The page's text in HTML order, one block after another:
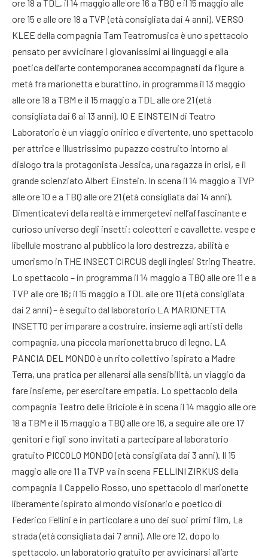
ore 18 a TDL, il 14 maggio alle ore 16 a TBQ e il 15 maggio alle
ore 15 e alle ore 18 a TVP (età consigliata dai 4 anni). VERSO
KLEE della compagnia Tam Teatromusica è uno spettacolo
pensato per avvicinare i giovanissimi ai linguaggi e alla
poetica dell’arte contemporanea accompagnati da figure a
metà fra marionetta e burattino, in programma il 13 maggio
alle ore 18 a TBM e il 15 maggio a TDL alle ore 21 (età
consigliata dai 6 ai 13 anni). IO E EINSTEIN di Teatro
Laboratorio è un viaggio onirico e divertente, uno spettacolo
per attrice e illustrissimo pupazzo costruito intorno al
dialogo tra la protagonista Jessica, una ragazza in crisi, e il
grande scienziato Albert Einstein. In scena il 14 maggio a TVP
alle ore 10 e a TBQ alle ore 21 (età consigliata dai 14 anni).
Dimenticatevi della realtà e immergetevi nell’affascinante e
curioso universo degli insetti: coleotteri e cavallette, vespe e
libellule mostrano al pubblico la loro destrezza, abilità e
umorismo in THE INSECT CIRCUS degli inglesi String Theatre.
Lo spettacolo – in programma il 14 maggio a TBQ alle ore 11 e a
TVP alle ore 16; il 15 maggio a TDL alle ore 11 (età consigliata
dai 2 anni) – è seguito dal laboratorio LA MARIONETTA
INSETTO per imparare a costruire, insieme agli artisti della
compagnia, una piccola marionetta bruco di legno. LA
PANCIA DEL MONDO è un rito collettivo ispirato a Madre
Terra, una pratica per allenarsi alla sensibilità, un viaggio da
fare insieme, per esercitare empatia. Lo spettacolo della
compagnia Teatro delle Briciole è in scena il 14 maggio alle ore
18 a TBM e il 15 maggio a TBQ alle ore 16, a seguire alle ore 17
genitori e figli sono invitati a partecipare al laboratorio
gratuito PICCOLO MONDO (età consigliata dai 3 anni). Il 15
maggio alle ore 11 a TVP va in scena FELLINI ZIRKUS della
compagnia Il Cappello Rosso, uno spettacolo di marionette
liberamente ispirato al mondo visionario e poetico di
Federico Fellini e in particolare a uno dei suoi primi film, La
strada (età consigliata dai 7 anni). Alle ore 12, dopo lo
spettacolo, un laboratorio gratuito per avvicinarsi all’arte